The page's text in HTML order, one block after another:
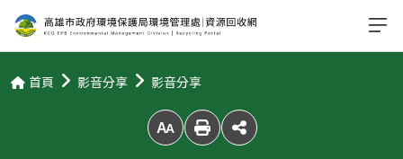
首頁 影音分享 影音分享
放大字級